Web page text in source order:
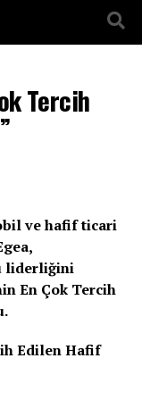
Tercih
ve hafif ticari
liderliğini
En Çok Tercih
Edilen Hafif